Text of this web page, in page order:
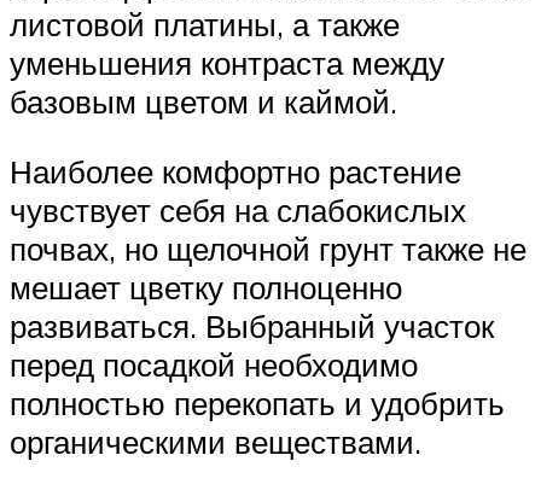
листовой платины, а также
уменьшения контраста между
базовым цветом и каймой.
Наиболее комфортно растение
чувствует себя на слабокислых
почвах, но щелочной грунт также не
мешает цветку полноценно
развиваться. Выбранный участок
перед посадкой необходимо
полностью перекопать и удобрить
органическими веществами.